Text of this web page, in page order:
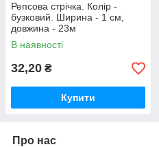
Репсова стрічка. Колір -
бузковий. Ширина - 1 см,
довжина - 23м
В наявності
32,20 ₴
Купити
Про нас